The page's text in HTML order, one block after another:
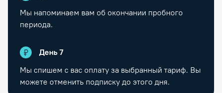
Мы напоминаем вам об окончании пробного
периода.
День 7
Мы спишем с вас оплату за выбранный тариф. Вы
можете отменить подписку до этого дня.